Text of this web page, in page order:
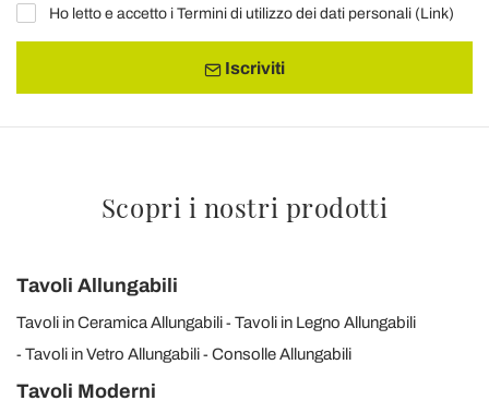
Ho letto e accetto i Termini di utilizzo dei dati personali (Link)
Iscriviti
Scopri i nostri prodotti
Tavoli Allungabili
Tavoli in Ceramica Allungabili
Tavoli in Legno Allungabili
Tavoli in Vetro Allungabili
Consolle Allungabili
Tavoli Moderni